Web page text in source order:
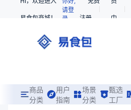
易食包商城！
请登
录
注册
中
商品
分类
用户
指南
场景
分类
甄选
工厂